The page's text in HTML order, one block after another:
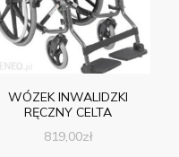
WÓZEK INWALIDZKI
RĘCZNY CELTA
819,00zł